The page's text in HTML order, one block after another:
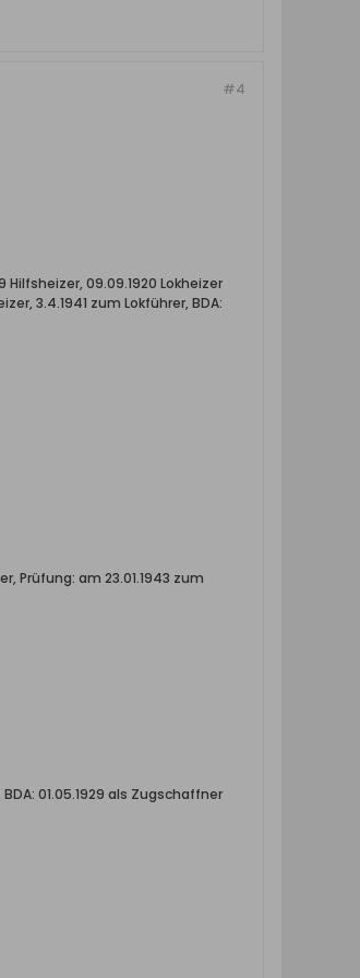
#4
Hilfsheizer, 09.09.1920 Lokheizer
3.4.1941 zum Lokführer, BDA:
Prüfung: am 23.01.1943 zum
01.05.1929 als Zugschaffner